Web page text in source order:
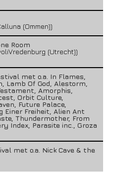
(Ommen))
Room
(Utrecht))
met o.a. In Flames,
Lamb Of God, Alestorm,
Amorphis,
Orbit Culture,
Future Palace,
Einer Freiheit, Alien Ant
Thundermother, From
Index, Parasite inc., Groza
met o.a. Nick Cave & the